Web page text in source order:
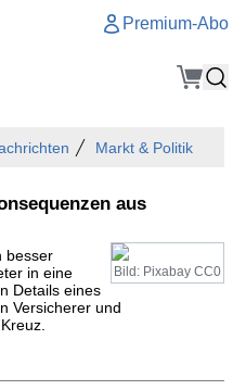
Premium-Abo
Markt & Politik
aus
Bild: Pixabay CC0
besser
in eine
Details eines
Versicherer und